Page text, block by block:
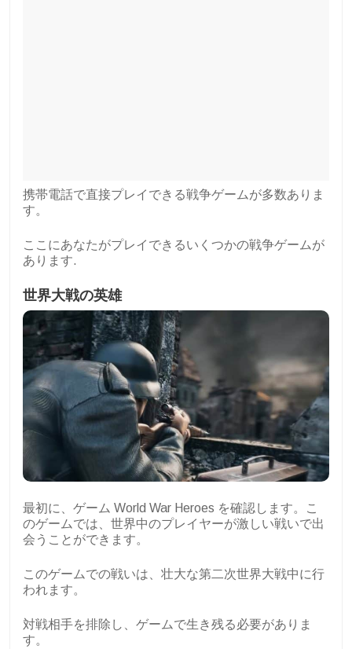
携帯電話で直接プレイできる戦争ゲームが多数ありま
す。
ここにあなたがプレイできるいくつかの戦争ゲームが
あります.
世界大戦の英雄
最初に、ゲーム World War Heroes を確認します。こ
のゲームでは、世界中のプレイヤーが激しい戦いで出
会うことができます。
このゲームでの戦いは、壮大な第二次世界大戦中に行
われます。
対戦相手を排除し、ゲームで生き残る必要がありま
す。